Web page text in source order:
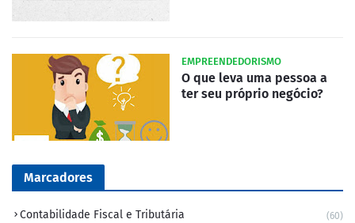
EMPREENDEDORISMO
O que leva uma pessoa a
ter seu próprio negócio?
Marcadores
Contabilidade Fiscal e Tributária (60)